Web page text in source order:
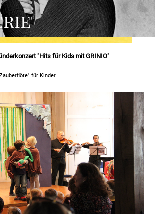
"Hits für Kids mit GRINIO"
für Kinder